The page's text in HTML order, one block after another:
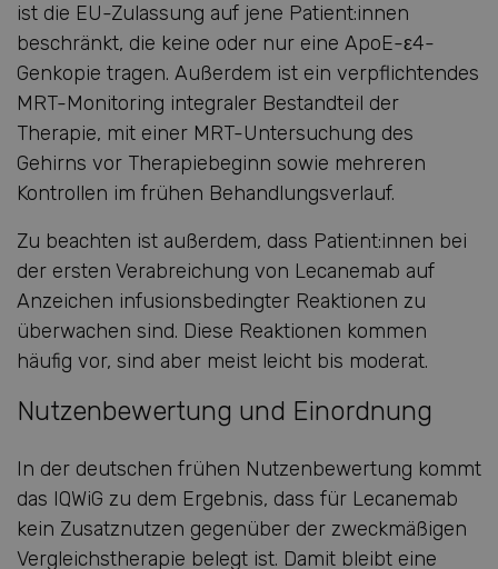
ist die EU-Zulassung auf jene Patient:innen
beschränkt, die keine oder nur eine ApoE-ε4-
Genkopie tragen. Außerdem ist ein verpflichtendes
MRT-Monitoring integraler Bestandteil der
Therapie, mit einer MRT-Untersuchung des
Gehirns vor Therapiebeginn sowie mehreren
Kontrollen im frühen Behandlungsverlauf.
Zu beachten ist außerdem, dass Patient:innen bei
der ersten Verabreichung von Lecanemab auf
Anzeichen infusionsbedingter Reaktionen zu
überwachen sind. Diese Reaktionen kommen
häufig vor, sind aber meist leicht bis moderat.
Nutzenbewertung und Einordnung
In der deutschen frühen Nutzenbewertung kommt
das IQWiG zu dem Ergebnis, dass für Lecanemab
kein Zusatznutzen gegenüber der zweckmäßigen
Vergleichstherapie belegt ist. Damit bleibt eine